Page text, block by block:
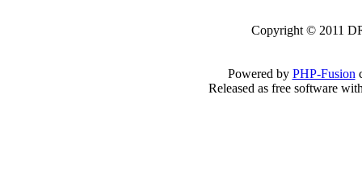
Copyright © 2011
Powered by PHP-Fusion
Released as free software